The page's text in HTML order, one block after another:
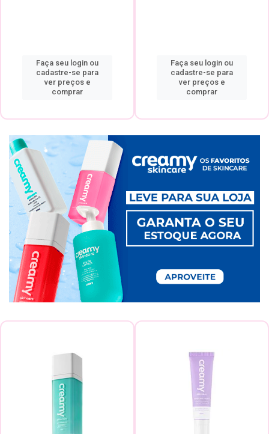
Faça seu login ou
cadastre-se para
ver preços e
comprar
Faça seu login ou
cadastre-se para
ver preços e
comprar